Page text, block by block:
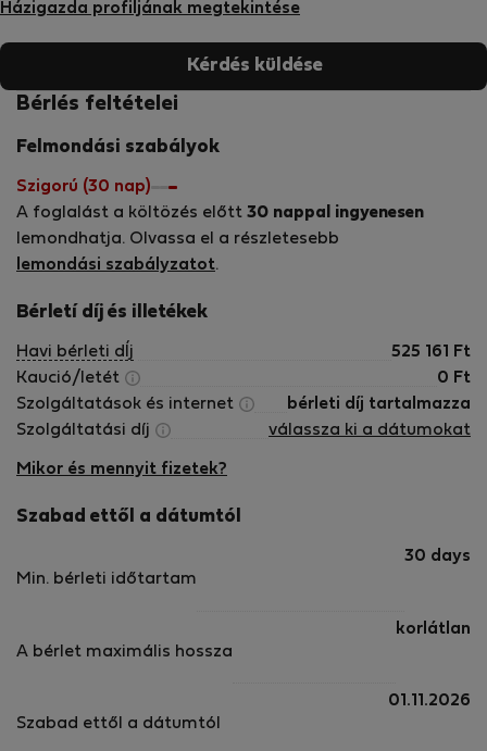
Házigazda profiljának megtekintése
Kérdés küldése
Bérlés feltételei
Felmondási szabályok
Szigorú (30 nap)
A foglalást a költözés előtt 30 nappal ingyenesen
lemondhatja. Olvassa el a részletesebb
lemondási szabályzatot.
Bérletí díj és illetékek
Havi bérleti dÍj 525 161
Ft
Kaució/letét
0 Ft
Szolgáltatások és internet
bérleti díj tartalmazza
Szolgáltatási díj
válassza ki a dátumokat
Mikor és mennyit fizetek?
Szabad ettől a dátumtól
Min. bérleti időtartam
30 days
A bérlet maximális hossza
korlátlan
Szabad ettől a dátumtól
01.11.2026